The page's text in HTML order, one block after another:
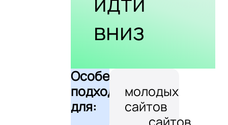
вниз
Особенно
подходит
для:
молодых
сайтов